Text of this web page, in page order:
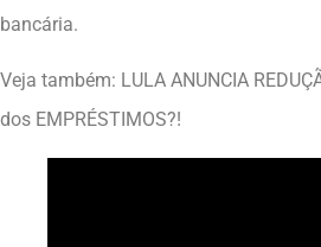
bancária.
Veja também: LULA ANUNCIA
dos EMPRÉSTIMOS?!